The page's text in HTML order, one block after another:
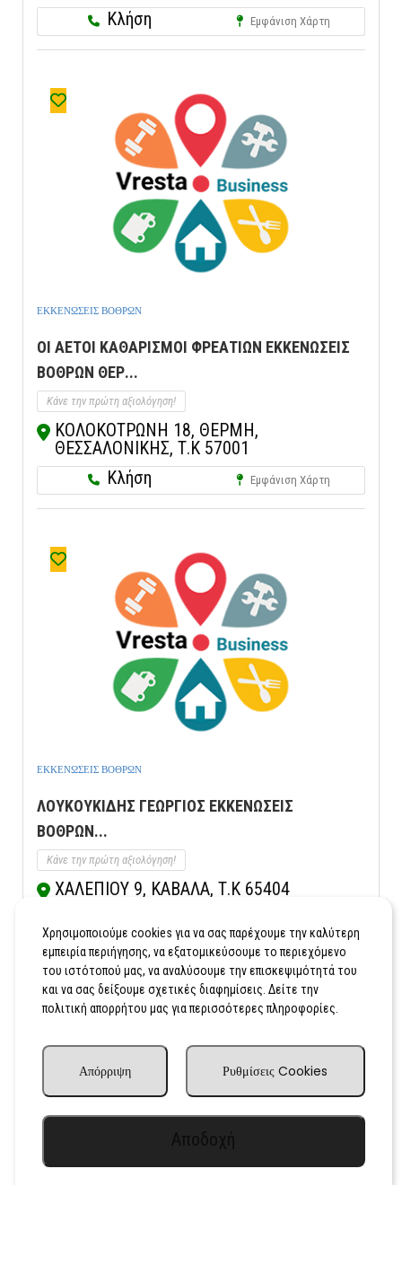
Κλήση
Εμφάνιση Χάρτη
ΕΚΚΕΝΩΣΕΙΣ ΒΟΘΡΩΝ
ΟΙ ΑΕΤΟΙ ΚΑΘΑΡΙΣΜΟΙ ΦΡΕΑΤΙΩΝ ΕΚΚΕΝΩΣΕΙΣ
ΒΟΘΡΩΝ ΘΕΡ...
Κάνε την πρώτη αξιολόγηση!
ΚΟΛΟΚΟΤΡΩΝΗ 18, ΘΕΡΜΗ,
ΘΕΣΣΑΛΟΝΙΚΗΣ, Τ.Κ 57001
Κλήση
Εμφάνιση Χάρτη
ΕΚΚΕΝΩΣΕΙΣ ΒΟΘΡΩΝ
ΛΟΥΚΟΥΚΙΔΗΣ ΓΕΩΡΓΙΟΣ ΕΚΚΕΝΩΣΕΙΣ
ΒΟΘΡΩΝ...
Κάνε την πρώτη αξιολόγηση!
ΧΑΛΕΠΙΟΥ 9, ΚΑΒΑΛΑ, Τ.Κ 65404
Κλήση
Χρησιμοποιούμε cookies για να σας παρέχουμε την καλύτερη
εμπειρία περιήγησης, να εξατομικεύσουμε το περιεχόμενο
του ιστότοπού μας, να αναλύσουμε την επισκεψιμότητά του
και να σας δείξουμε σχετικές διαφημίσεις. Δείτε την
πολιτική απορρήτου μας για περισσότερες πληροφορίες.
Ρυθμίσεις Cookies
Απόρριψη